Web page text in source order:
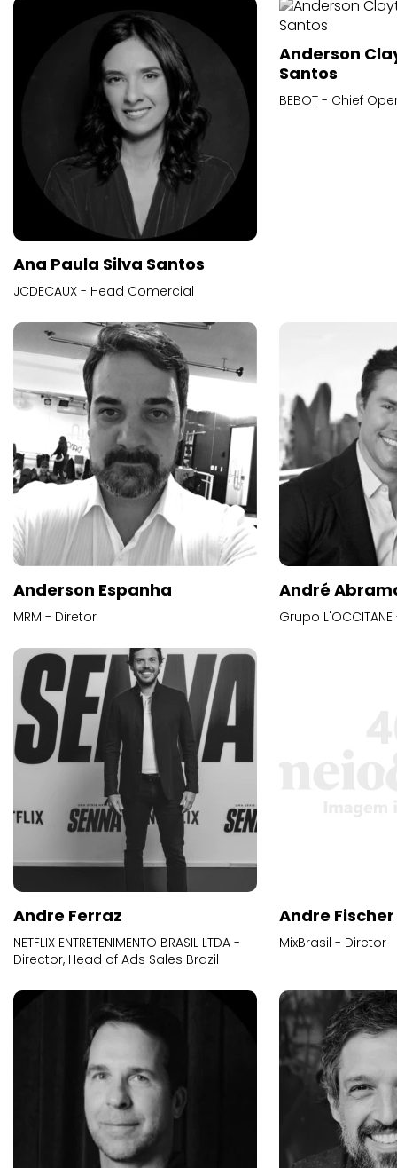
Ana Paula Silva Santos
JCDECAUX - Head Comercial
Anderson
Santos
BEBOT - Chief
Anderson Espanha
MRM - Diretor
André
Grupo
Andre Ferraz
NETFLIX ENTRETENIMENTO BRASIL LTDA -
Director, Head of Ads Sales Brazil
Andre Fischer
MixBrasil - Diretor